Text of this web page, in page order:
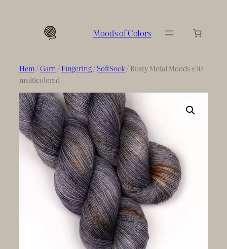
Moods of Colors
Hem/Garn /Fingering/SoftSock/ Rusty Metal Moods #30
multicolored